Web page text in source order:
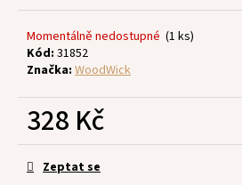
Momentálně nedostupné (1 ks)
Kód: 31852
Značka: WoodWick
328 Kč
Měrná
cena:Zeptat se
č
u
m